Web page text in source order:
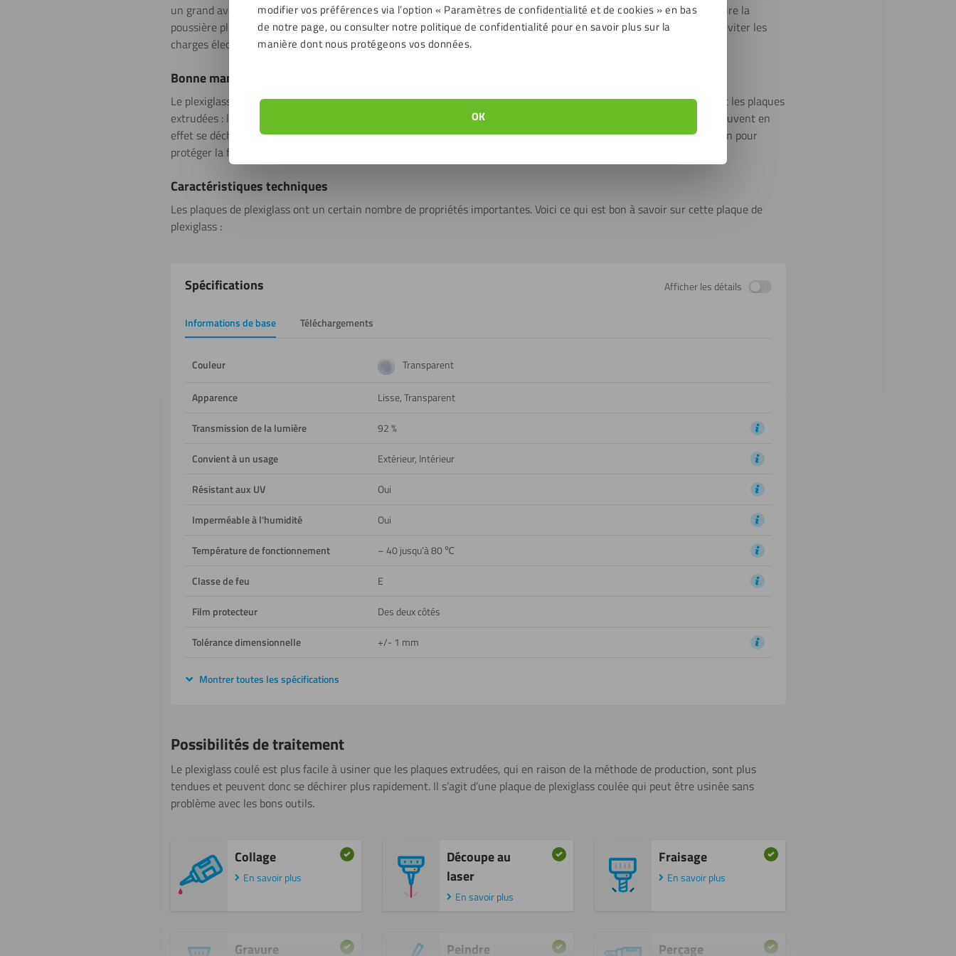
modifier vos préférences via l’option « Paramètres de confidentialité et de cookies » en bas
de notre page, ou consulter notre politique de confidentialité pour en savoir plus sur la
manière dont nous protégeons vos données.
OK
un grand avantage qu’il résiste aux UV et aux intempéries. Le plexiglass est plus statique que le verre normal et attire la
poussière plus rapidement. C’est pourquoi nous vous recommandons l’utilisation d’un nettoyant antistatique pour éviter les
charges électrostatiques. Il restera beau plus longtemps !
Bonne maniabilité
Le plexiglass est facile à travailler de plusieurs façons. Notez bien qu’il y a une différence entre le plexiglass coulé et les plaques
extrudées : les plaques coulées sont plus faciles à travailler car elles sont bien plus solides. Les feuilles extrudées peuvent en
effet se déchirer plus rapidement pendant le traitement. Les plaques sont toujours livrées avec un film de protection pour
protéger la feuille pendant la livraison et le traitement.
Caractéristiques techniques
Les plaques de plexiglass ont un certain nombre de propriétés importantes. Voici ce qui est bon à savoir sur cette plaque de
plexiglass :
Propriétés
du
produit
Spécifications Afficher les détails
Informations de base Téléchargements
Couleur Transparent
Apparence Lisse, Transparent
Transmission de la lumière 92 %
Convient à un usage Extérieur, Intérieur
Résistant aux UV Oui
Imperméable à l'humidité Oui
Température de fonctionnement – 40 jusqu’à 80 ℃
Classe de feu E
Film protecteur Des deux côtés
Tolérance dimensionnelle +/- 1 mm
Montrer toutes les spécifications
Possibilités de traitement
Le plexiglass coulé est plus facile à usiner que les plaques extrudées, qui en raison de la méthode de production, sont plus
tendues et peuvent donc se déchirer plus rapidement. Il s’agit d’une plaque de plexiglass coulée qui peut être usinée sans
problème avec les bons outils.
Collage
En savoir plus
Découpe au
laser
En savoir plus
Fraisage
En savoir plus
Gravure Peindre Perçage